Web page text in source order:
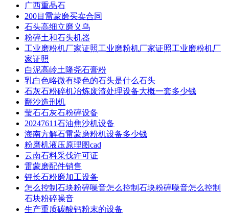
广西重晶石
200目雷蒙磨买卖合同
石头高细立磨义乌
粉碎土和石头机器
工业磨粉机厂家证照工业磨粉机厂家证照工业磨粉机厂
家证照
白泥高岭土隆尧石膏粉
乳白色略微有绿色的石头是什么石头
石灰石粉碎机冶炼废渣处理设备大概一套多少钱
翻沙造刑机
莹石石灰石粉碎设备
20247611石油焦沙机设备
海南方解石雷蒙磨粉机设备多少钱
粉磨机液压原理图cad
云南石料采伐许可证
雷蒙磨配件销售
钾长石粉磨加工设备
怎么控制石块粉碎噪音怎么控制石块粉碎噪音怎么控制
石块粉碎噪音
生产重质碳酸钙粉末的设备